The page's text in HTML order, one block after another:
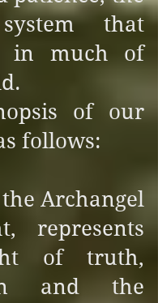
igual
y mal
tengas
bien y mal
tendrás
mal y mal
that
in much of
of our
follows:
Archangel
represents
of truth,
and the